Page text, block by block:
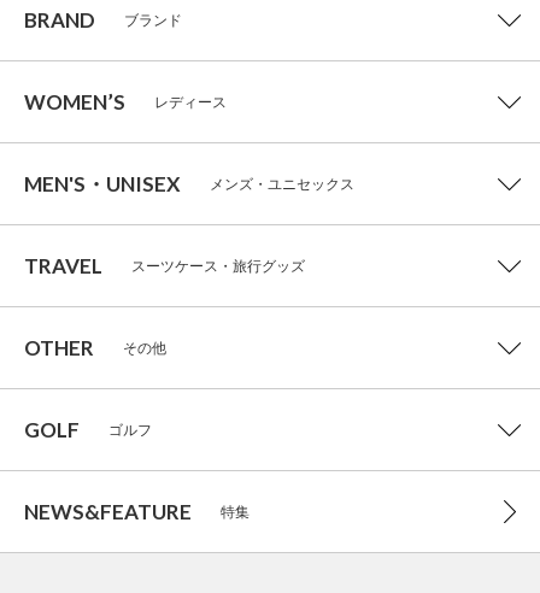
BRAND ブランド
WOMEN’S レディース
MEN'S・UNISEX メンズ・ユニセックス
TRAVEL スーツケース・旅行グッズ
OTHER その他
GOLF ゴルフ
NEWS&FEATURE 特集